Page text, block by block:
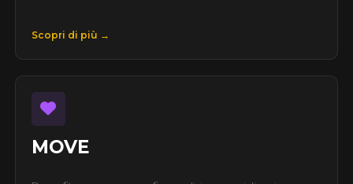
Scopri di più →
MOVE